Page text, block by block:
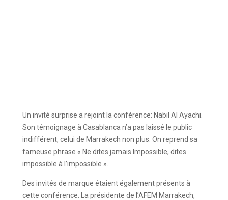
Un invité surprise a rejoint la conférence: Nabil Al Ayachi.
Son témoignage à Casablanca n’a pas laissé le public
indifférent, celui de Marrakech non plus. On reprend sa
fameuse phrase « Ne dites jamais Impossible, dites
impossible à l’impossible ».
Des invités de marque étaient également présents à
cette conférence. La présidente de l’AFEM Marrakech,